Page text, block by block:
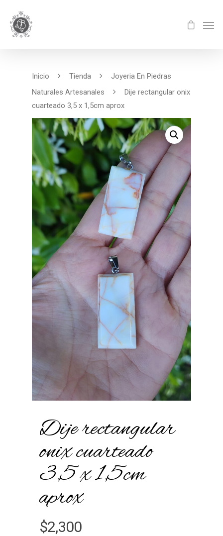
Inicio Tienda
Joyeria En Piedras
Naturales Artesanales
Dije rectangular onix
cuarteado 3,5 x 1,5cm aprox
Dije rectangular
onix cuarteado
3,5 x 1,5cm
aprox
$2,300